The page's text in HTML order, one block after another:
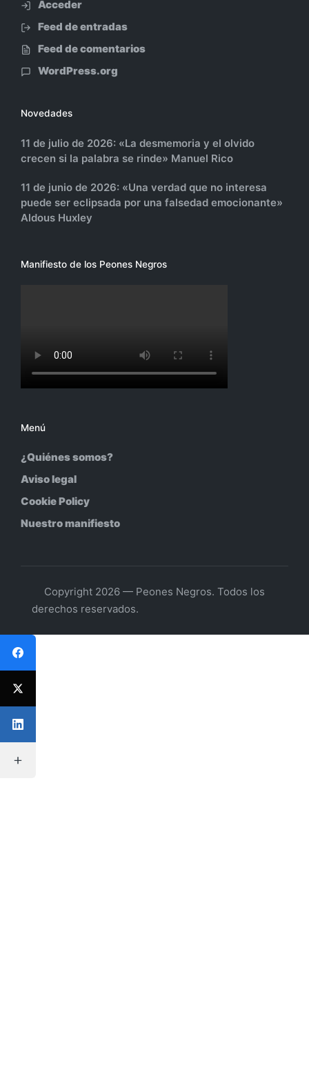
Acceder
Feed de entradas
Feed de comentarios
WordPress.org
Novedades
11 de julio de 2026: «La desmemoria y el olvido
crecen si la palabra se rinde» Manuel Rico
11 de junio de 2026: «Una verdad que no interesa
puede ser eclipsada por una falsedad emocionante»
Aldous Huxley
Manifiesto de los Peones Negros
Menú
¿Quiénes somos?
Aviso legal
Cookie Policy
Nuestro manifiesto
Copyright 2026 — Peones Negros. Todos los
derechos reservados.